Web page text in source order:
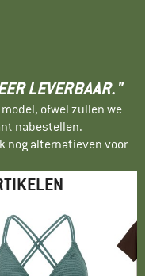
LEVERBAAR."
ofwel zullen we
nabestellen.
nog alternatieven voor